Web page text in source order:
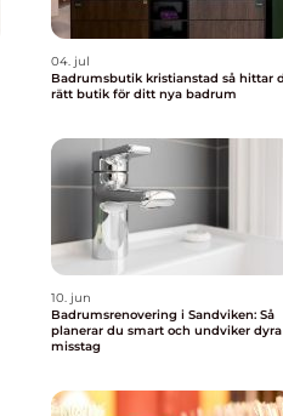
04. jul
Badrumsbutik kristianstad så hittar du
rätt butik för ditt nya badrum
10. jun
Badrumsrenovering i Sandviken: Så
planerar du smart och undviker dyra
misstag